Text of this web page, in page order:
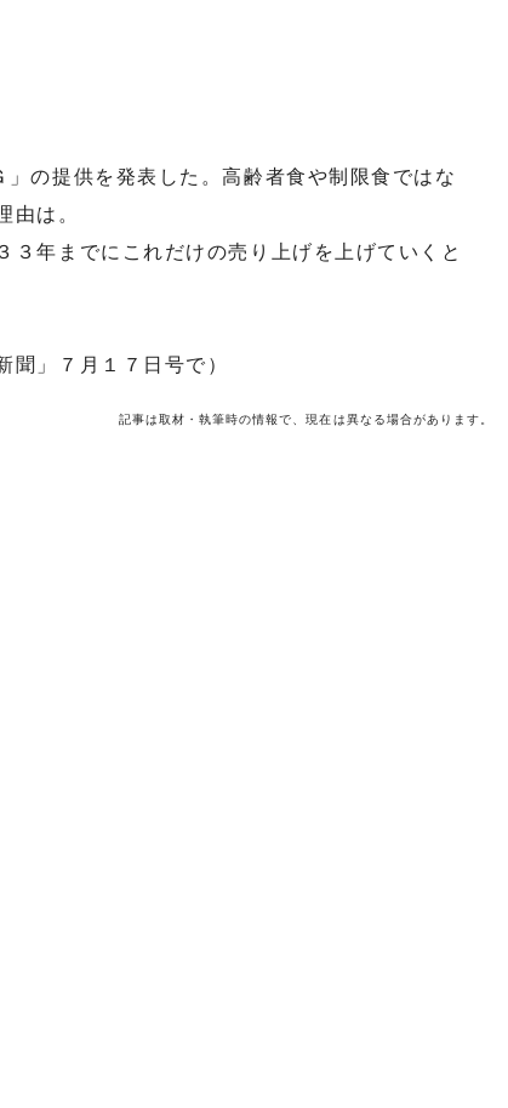
の提供を発表した。高齢者食や制限食ではな
由は。
年までにこれだけの売り上げを上げていくと
聞」７月１７日号で）
記事は取材・執筆時の情報で、現在は異なる場合があります。